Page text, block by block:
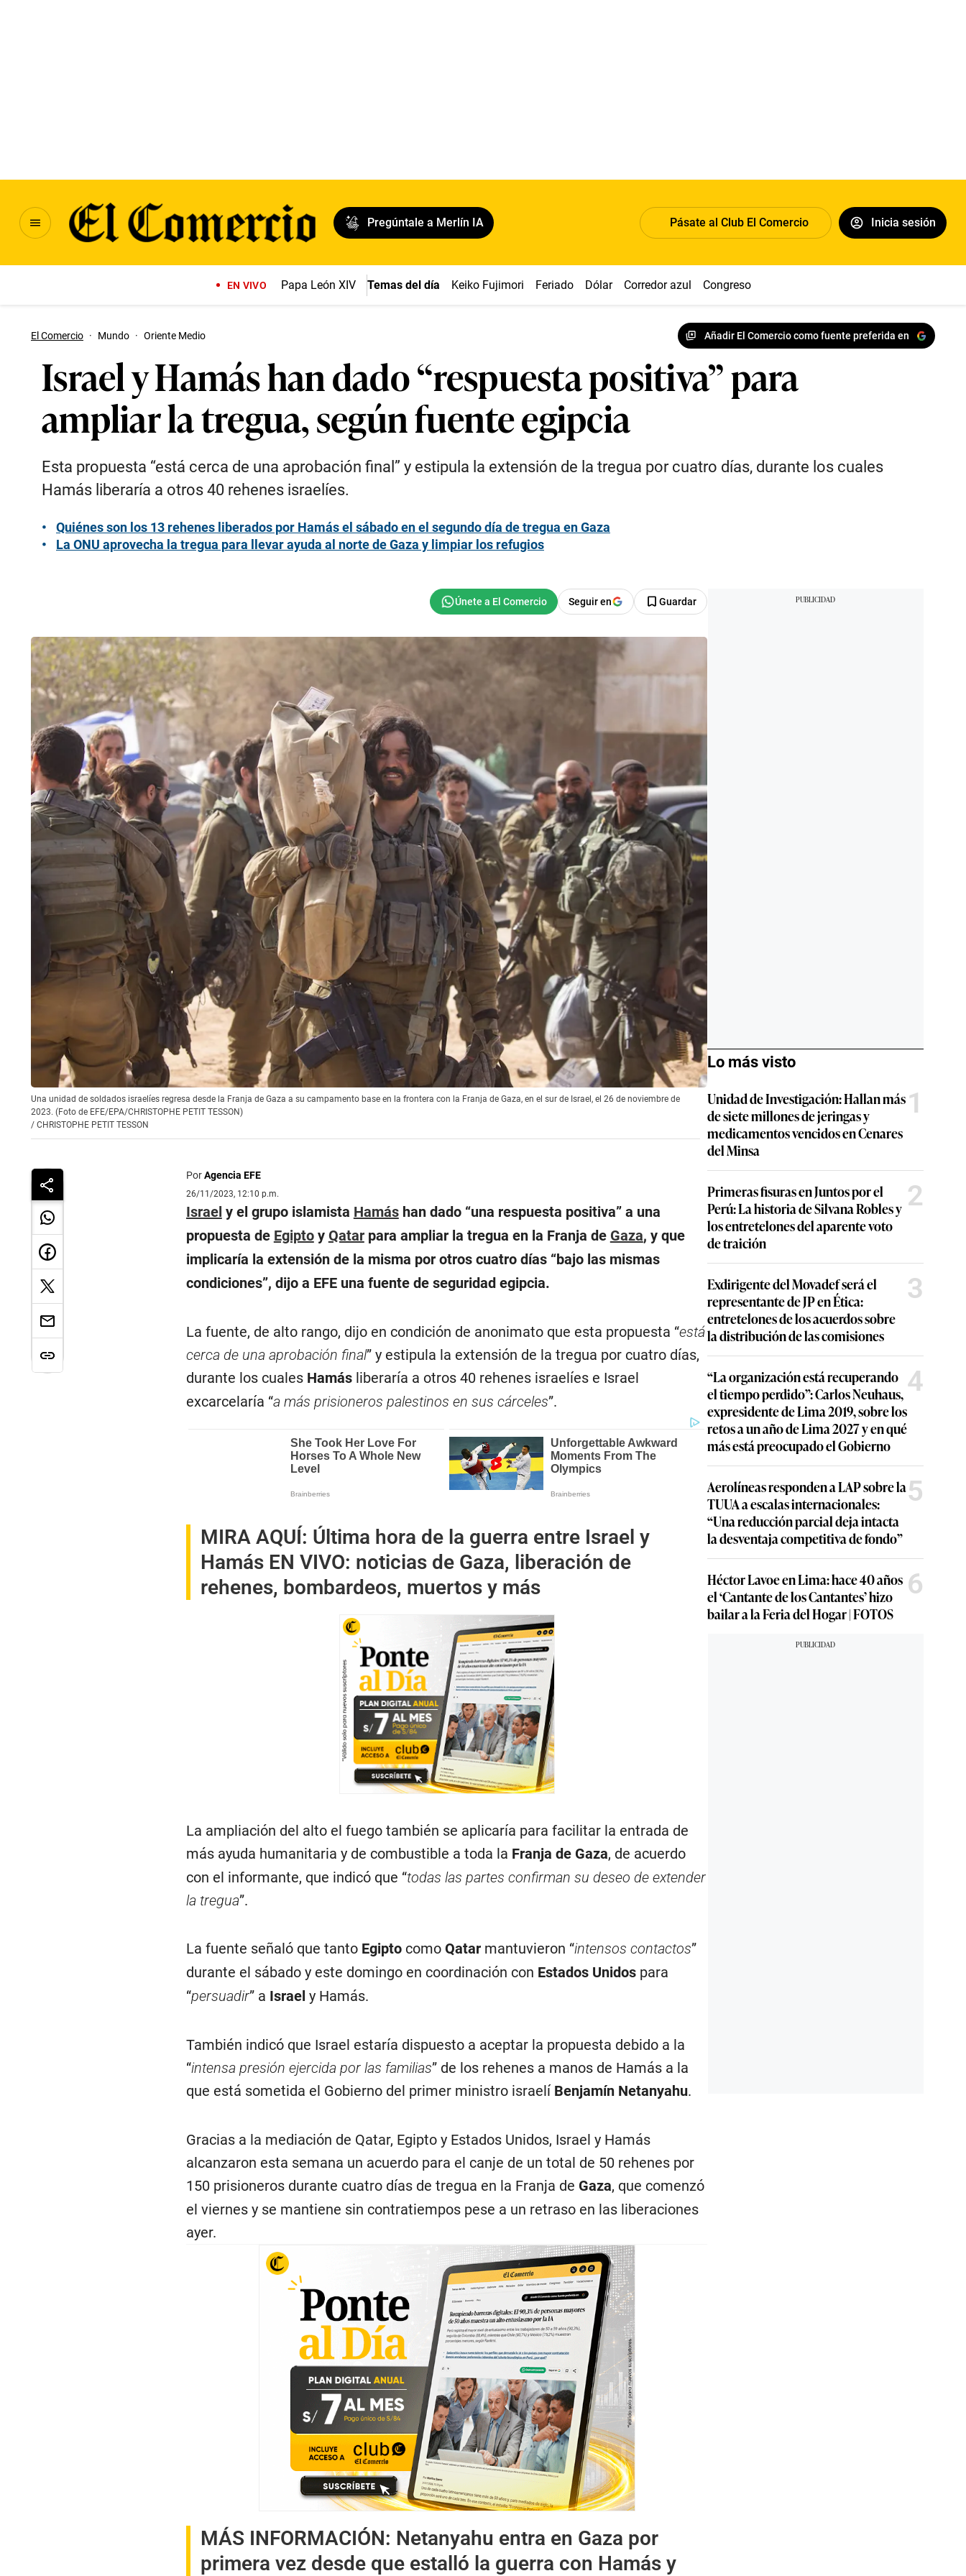
Pregúntale a Merlín IA Pásate al Club El Comercio Inicia sesión
EN VIVO Papa León XIV Temas del día Keiko Fujimori Feriado Dólar Corredor azul Congreso
El Comercio · Mundo · Oriente Medio Añadir El Comercio como fuente preferida en
Israel y Hamás han dado “respuesta positiva” para
ampliar la tregua, según fuente egipcia
Esta propuesta “está cerca de una aprobación final” y estipula la extensión de la tregua por cuatro días, durante los cuales
Hamás liberaría a otros 40 rehenes israelíes.
Quiénes son los 13 rehenes liberados por Hamás el sábado en el segundo día de tregua en Gaza
La ONU aprovecha la tregua para llevar ayuda al norte de Gaza y limpiar los refugios
Seguir en Guardar
Una unidad de soldados israelíes regresa desde la Franja de Gaza a su campamento base en la frontera con la Franja de Gaza, en el sur de Israel, el 26 de noviembre de
2023. (Foto de EFE/EPA/CHRISTOPHE PETIT TESSON)
/ CHRISTOPHE PETIT TESSON
PorAgencia EFE
26/11/2023, 12:10 p.m.
Israel y el grupo islamista Hamáshan dado “una respuesta positiva” a una
propuesta de Egiptoy Qatarpara ampliar la tregua en la Franja de Gaza, y que
implicaría la extensión de la misma por otros cuatro días “bajo las mismas
condiciones”, dijo a EFE una fuente de seguridad egipcia.
La fuente, de alto rango, dijo en condición de anonimato que esta propuesta “está
cerca de una aprobación final” y estipula la extensión de la tregua por cuatro días,
durante los cuales Hamásliberaría a otros 40 rehenes israelíes e Israel
excarcelaría “a más prisioneros palestinos en sus cárceles”.
MIRA AQUÍ: Última hora de la guerra entre Israel y
Hamás EN VIVO: noticias de Gaza, liberación de
rehenes, bombardeos, muertos y más
La ampliación del alto el fuego también se aplicaría para facilitar la entrada de
más ayuda humanitaria y de combustible a toda la Franja de Gaza, de acuerdo
con el informante, que indicó que “todas las partes confirman su deseo de extender
la tregua”.
La fuente señaló que tanto Egiptocomo Qatarmantuvieron “intensos contactos”
durante el sábado y este domingo en coordinación con Estados Unidospara
“persuadir” a Israel y Hamás.
También indicó que Israel estaría dispuesto a aceptar la propuesta debido a la
“intensa presión ejercida por las familias” de los rehenes a manos de Hamás a la
que está sometida el Gobierno del primer ministro israelí Benjamín Netanyahu.
Gracias a la mediación de Qatar, Egipto y Estados Unidos, Israel y Hamás
alcanzaron esta semana un acuerdo para el canje de un total de 50 rehenes por
150 prisioneros durante cuatro días de tregua en la Franja de Gaza, que comenzó
el viernes y se mantiene sin contratiempos pese a un retraso en las liberaciones
ayer.
MÁS INFORMACIÓN: Netanyahu entra en Gaza por
primera vez desde que estalló la guerra con Hamás y
Lo más visto
Unidad de Investigación: Hallan más
de siete millones de jeringas y
medicamentos vencidos en Cenares
del Minsa
1
Primeras fisuras en Juntos por el
Perú: La historia de Silvana Robles y
los entretelones del aparente voto
de traición
2
Exdirigente del Movadef será el
representante de JP en Ética:
entretelones de los acuerdos sobre
la distribución de las comisiones
3
“La organización está recuperando
el tiempo perdido”: Carlos Neuhaus,
expresidente de Lima 2019, sobre los
retos a un año de Lima 2027 y en qué
más está preocupado el Gobierno
4
Aerolíneas responden a LAP sobre la
TUUA a escalas internacionales:
“Una reducción parcial deja intacta
la desventaja competitiva de fondo”
5
Héctor Lavoe en Lima: hace 40 años
el ‘Cantante de los Cantantes’ hizo
bailar a la Feria del Hogar | FOTOS
6